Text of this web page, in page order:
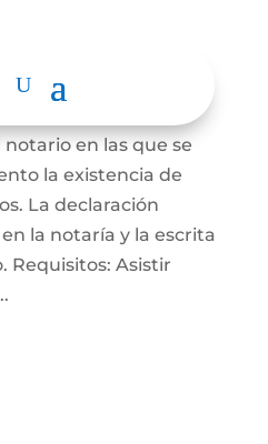
bajo la
o escritas
en las que se
la existencia de
La declaración
la notaría y la escrita
Requisitos: Asistir